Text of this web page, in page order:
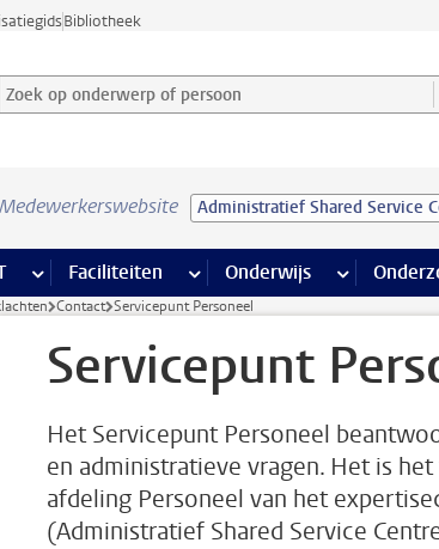
Bibliotheek
Zoek op onderwerp of persoon en selecteer categorie
Zoekterm
Medewerkerswebsite Administratief Shared Service
pagina’s
meer ICT pagina’s
Faciliteiten meer Faciliteiten pagina’s
Onderwijs meer
Contact Servicepunt Personeel
Servicepunt
Het Servicepunt Personeel
en administratieve vragen. Het is
afdeling Personeel van het
(Administratief Shared Service